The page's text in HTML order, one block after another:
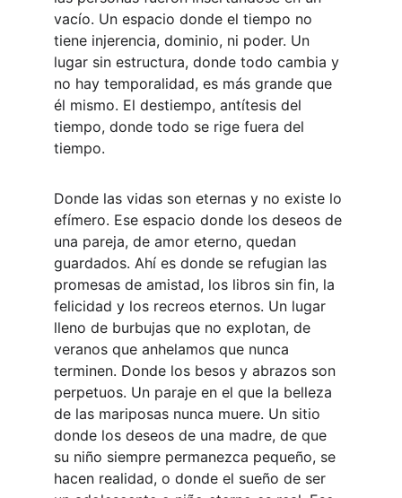
vacío. Un espacio donde el tiempo no
tiene injerencia, dominio, ni poder. Un
lugar sin estructura, donde todo cambia y
no hay temporalidad, es más grande que
él mismo. El destiempo, antítesis del
tiempo, donde todo se rige fuera del
tiempo.
Donde las vidas son eternas y no existe lo
efímero. Ese espacio donde los deseos de
una pareja, de amor eterno, quedan
guardados. Ahí es donde se refugian las
promesas de amistad, los libros sin fin, la
felicidad y los recreos eternos. Un lugar
lleno de burbujas que no explotan, de
veranos que anhelamos que nunca
terminen. Donde los besos y abrazos son
perpetuos. Un paraje en el que la belleza
de las mariposas nunca muere. Un sitio
donde los deseos de una madre, de que
su niño siempre permanezca pequeño, se
hacen realidad, o donde el sueño de ser